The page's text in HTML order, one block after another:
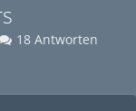
18 Antworten